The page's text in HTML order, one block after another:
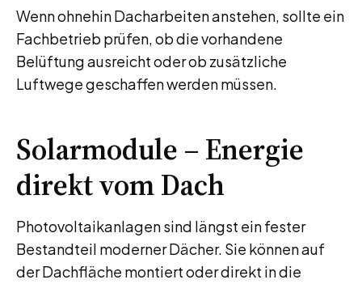
Wenn ohnehin Dacharbeiten anstehen, sollte ein
Fachbetrieb prüfen, ob die vorhandene
Belüftung ausreicht oder ob zusätzliche
Luftwege geschaffen werden müssen.
Solarmodule – Energie
direkt vom Dach
Photovoltaikanlagen sind längst ein fester
Bestandteil moderner Dächer. Sie können auf
der Dachfläche montiert oder direkt in die